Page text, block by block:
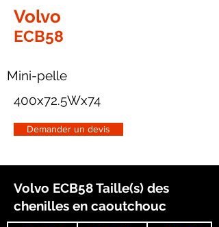
Volvo
ECB58
Mini-pelle
400x72.5Wx74
Demander un devis
Volvo ECB58 Taille(s) des
chenilles en caoutchouc